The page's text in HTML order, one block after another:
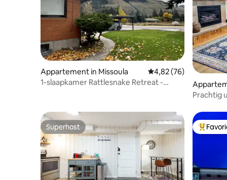
Appartement in Missoula Gemiddelde
4,82 (76)
1-slaapkamer Rattlesnake Retreat -
Prachtig
Superhost
Superhost